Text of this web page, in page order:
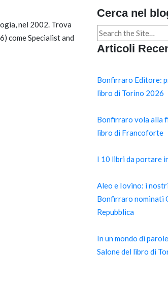
nel 2002. Trova
come Specialist and
Cerca nel
Search
for:
Articoli
Bonfirraro Editore:
libro di Torino 2026
Bonfirraro vola alla
libro di Francoforte
I 10 libri da portare
Aleo e Iovino: i
Bonfirraro nominati
Repubblica
In un mondo di
Salone del libro di